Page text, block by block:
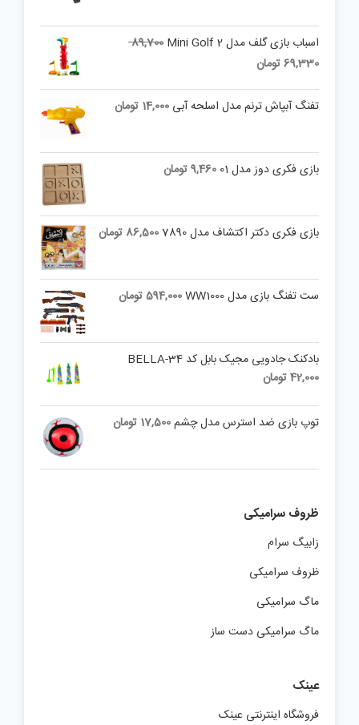
اسباب بازی گلف مدل Mini Golf 2 89,700
Original
89,700 تومان.
69,330تومان
is:
69,330 تومان.
تفنگ آبپاش ترنم مدل اسلحه آبی 14,000 تومان
بازی فکری دوز مدل 01 9,460تومان
بازی فکری دکتر اکتشاف مدل 7890 86,500 تومان
ست تفنگ بازی مدل WW1000 594,000تومان
بادکنک جادویی مجیک بابل کد BELLA-34
42,000تومان
توپ بازی ضد استرس مدل چشم17,500 تومان
ظروف سرامیکی
زابیگ سرام
ظروف سرامیکی
ماگ سرامیکی
ماگ سرامیکی دست ساز
عینک
فروشگاه اینترنتی عینک